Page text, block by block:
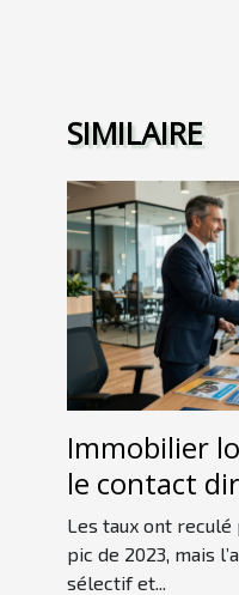
SIMILAIRE
Immobilier
le contact
experts en
différence
Les taux ont
pic de 2023, mais
sélectif et...